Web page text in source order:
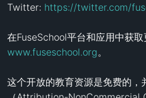
Twitter: https://twitter.com/
在FuseSchool平台和应用中获取
www.fuseschool.org。
这个开放的教育资源是免费的，